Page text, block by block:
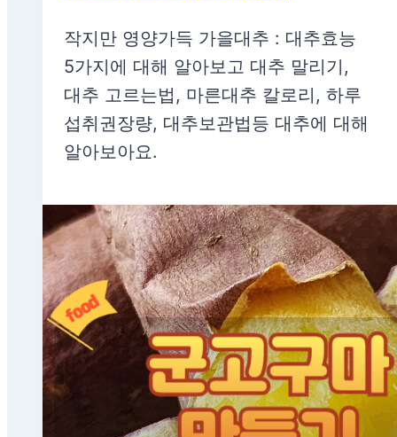
작지만 영양가득 가을대추 : 대추효능
5가지에 대해 알아보고 대추 말리기,
대추 고르는법, 마른대추 칼로리, 하루
섭취권장량, 대추보관법등 대추에 대해
알아보아요.